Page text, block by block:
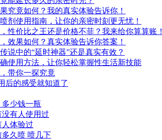
究竟如何？我的真实体验告诉你！
剂使用指南，让你的亲密时刻更无忧！
性价比之王还是价格不菲？我来给你算算账！
效果如何？真实体验告诉你答案！
说中的“延时神器”还是真实有效？
使用方法，让你轻松掌握性生活新技能
带你一探究竟
后的感受就知道了
少钱一瓶
有人使用过
体验过
久喷 喷几下